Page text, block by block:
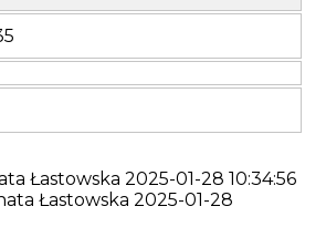
Łastowska 2025-01-28 10:34:56
Łastowska 2025-01-28